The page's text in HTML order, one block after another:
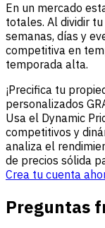
En un mercado
totales. Al dividir
semanas, días y
competitiva en
temporada alta.
¡Precifica tu
personalizados
Usa el Dynamic
competitivos y
analiza el
de precios sólida
Crea tu cuenta
Preguntas